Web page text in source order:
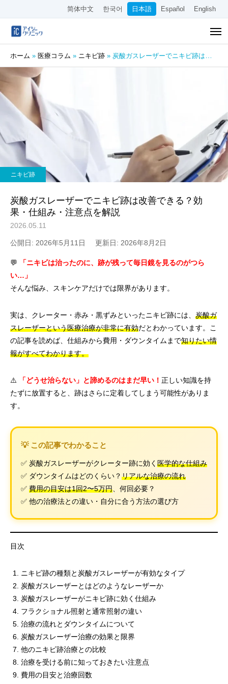
简体中文 한국어 日本語 Español English
ホーム » 医療コラム » ニキビ跡 » 炭酸ガスレーザーでニキビ跡は改善できる？効果・仕組み・注意点を解説
ニキビ跡
炭酸ガスレーザーでニキビ跡は改善できる？効
果・仕組み・注意点を解説
2026.05.11
公開日: 2026年5月11日 更新日: 2026年8月2日
💬
「ニキビは治ったのに、跡が残って毎日鏡を見るのがつら
い…」
そんな悩み、スキンケアだけでは限界があります。
実は、クレーター・赤み・黒ずみといったニキビ跡には、 炭酸ガ
スレーザーという医療治療が非常に有効だとわかっています。こ
の記事を読めば、仕組みから費用・ダウンタイムまで知りたい情
報がすべてわかります。
⚠️ 「どうせ治らない」と諦めるのはまだ早い！ 正しい知識を持
たずに放置すると、跡はさらに定着してしまう可能性がありま
す。
💡 この記事でわかること
✅ 炭酸ガスレーザーがクレーター跡に効く 医学的な仕組み
✅ ダウンタイムはどのくらい？リアルな治療の流れ
✅ 費用の目安は1回2〜5万円 、何回必要？
✅ 他の治療法との違い・自分に合う方法の選び方
目次
ニキビ跡の種類と炭酸ガスレーザーが有効なタイプ
炭酸ガスレーザーとはどのようなレーザーか
炭酸ガスレーザーがニキビ跡に効く仕組み
フラクショナル照射と通常照射の違い
治療の流れとダウンタイムについて
炭酸ガスレーザー治療の効果と限界
他のニキビ跡治療との比較
治療を受ける前に知っておきたい注意点
費用の目安と治療回数